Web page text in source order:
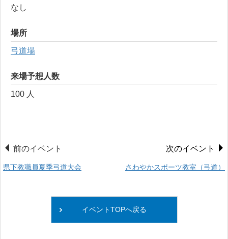
なし
場所
弓道場
来場予想人数
100 人
前のイベント
県下教職員夏季弓道大会
次のイベント
さわやかスポーツ教室（弓道）
イベントTOPへ戻る